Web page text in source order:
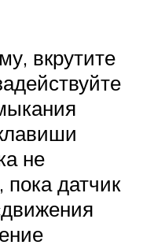
вкрутите
не
пока датчик